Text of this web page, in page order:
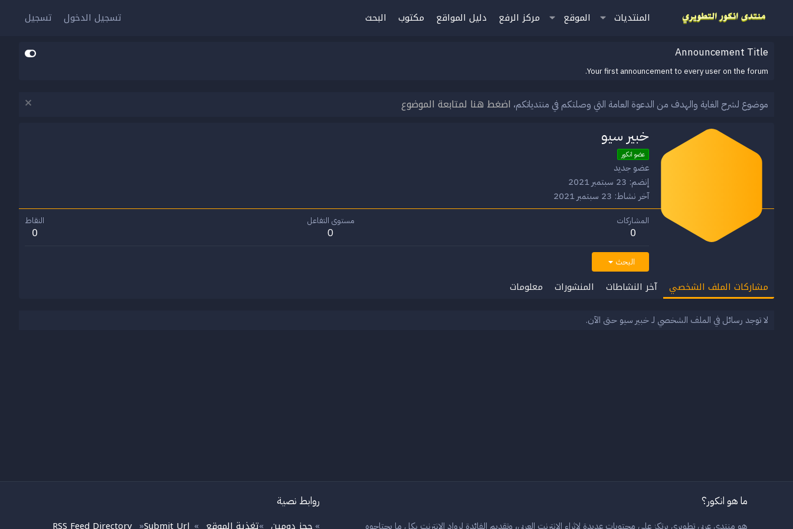
المنتديات الموقع مركز الرفع دليل المواقع مكتوب البحث تسجيل الدخول تسجيل
Announcement Title
Your first announcement to every user on the forum.
موضوع لشرح الغاية والهدف من الدعوة العامة التي وصلتكم في منتدياتكم، اضغط هنا لمتابعة الموضوع
خبير سيو
عضو انكور
عضو جديد
إنضم 23 سبتمبر 2021
آخر نشاط 23 سبتمبر 2021
المشاركات
0
مستوى التفاعل
0
النقاط
0
البحث
مشاركات الملف الشخصي آخر النشاطات المنشورات معلومات
لا توجد رسائل في الملف الشخصي لـ خبير سيو حتى الآن.
ما هو انكور؟
هو منتدى عربي تطويري يرتكز على محتويات عديدة لاثراء الانترنت العربي، وتقديم الفائدة لرواد الانترنت بكل ما يحتاجوه
روابط نصية
»
»
»
»